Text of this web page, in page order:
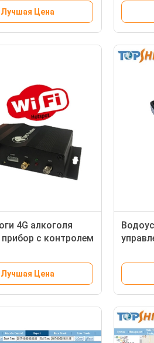
Лучшая Цена
4G алкоголя
с контролем
Лучшая Цена